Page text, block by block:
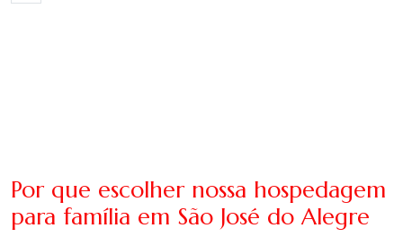
Por que escolher nossa hospedagem
para família em São José do Alegre